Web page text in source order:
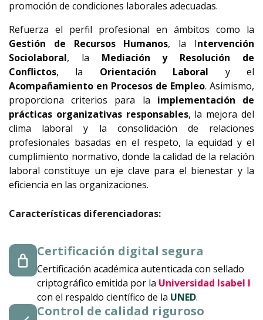
promoción de condiciones laborales adecuadas.
Refuerza el perfil profesional en ámbitos como la
Gestión de Recursos Humanos, la Intervención
Sociolaboral, la Mediación y Resolución de
Conflictos, la Orientación Laboral y el
Acompañamiento en Procesos de Empleo. Asimismo,
proporciona criterios para la implementación de
prácticas organizativas responsables, la mejora del
clima laboral y la consolidación de relaciones
profesionales basadas en el respeto, la equidad y el
cumplimiento normativo, donde la calidad de la relación
laboral constituye un eje clave para el bienestar y la
eficiencia en las organizaciones.
Características diferenciadoras:
Certificación digital segura
Certificación académica autenticada con sellado
criptográfico emitida por la Universidad Isabel I
con el respaldo científico de la UNED.
Control de calidad riguroso